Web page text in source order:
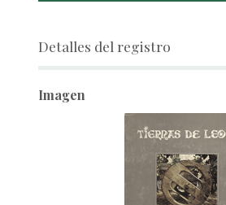
Detalles del registro
Imagen